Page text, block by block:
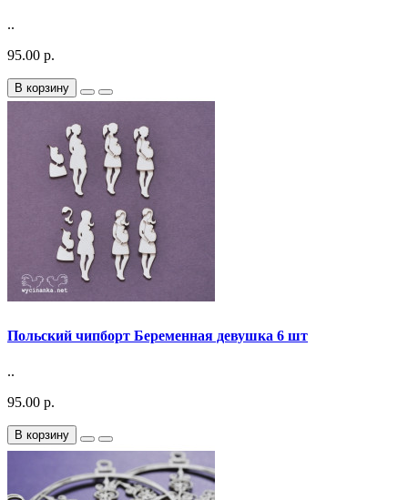
..
95.00 р.
В корзину
Польский чипборт Беременная девушка 6 шт
..
95.00 р.
В корзину